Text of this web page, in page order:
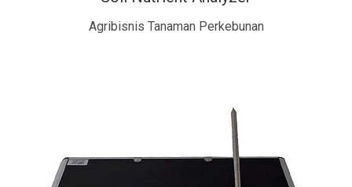
Agribisnis Tanaman Perkebunan